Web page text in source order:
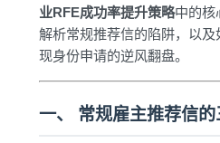
业RFE成功率提升策略中的核
解析常规推荐信的陷阱，以
现身份申请的逆风翻盘。
一、 常规雇主推荐信的